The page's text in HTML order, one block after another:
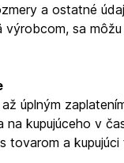
a ostatné
výrobcom, sa
úplným
kupujúceho v
tovarom a